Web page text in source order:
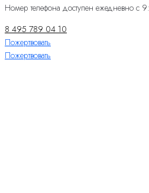
Номер телефона доступен ежедневно
8 495 789 04 10
Пожертвовать
Пожертвовать